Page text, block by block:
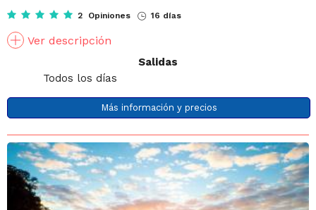
2 Opiniones 16 días
Ver descripción
Salidas
Todos los días
Más información y precios